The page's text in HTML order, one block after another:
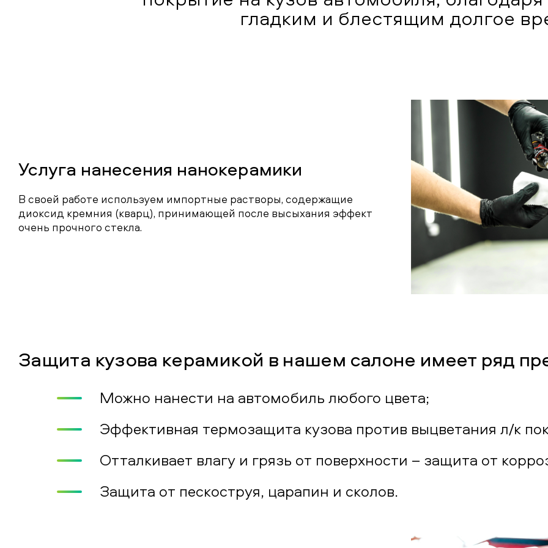
гладким и блестящим долгое
Услуга нанесения нанокерамики
В своей работе используем импортные растворы, содержащие
диоксид кремния (кварц), принимающей после высыхания эффект
очень прочного стекла.
Защита кузова керамикой в нашем салоне имеет ряд
Можно нанести на автомобиль любого цвета;
Эффективная термозащита кузова против выцветания л/к
Отталкивает влагу и грязь от поверхности – защита от
Защита от пескоструя, царапин и сколов.